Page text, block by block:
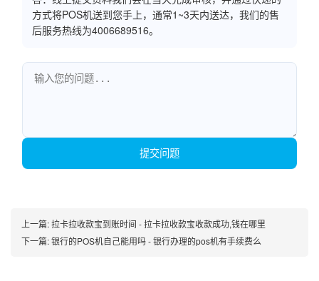
方式将POS机送到您手上，通常1~3天内送达，我们的售
后服务热线为4006689516。
提交问题
上一篇:拉卡拉收款宝到账时间 - 拉卡拉收款宝收款成功,钱在哪里
下一篇:银行的POS机自己能用吗 - 银行办理的pos机有手续费么